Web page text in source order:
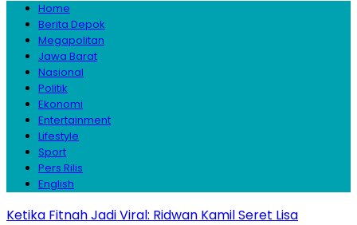
Home
Berita Depok
Megapolitan
Jawa Barat
Nasional
Politik
Ekonomi
Entertainment
Lifestyle
Sport
Pers Rilis
English
Ketika Fitnah Jadi Viral: Ridwan Kamil Seret Lisa